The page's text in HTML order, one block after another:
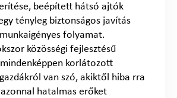
beépített hátsó ajtók
tényleg biztonságos javítás
folyamat.
közösségi fejlesztésű
korlátozott
van szó, akiktől hiba rra
hatalmas erőket